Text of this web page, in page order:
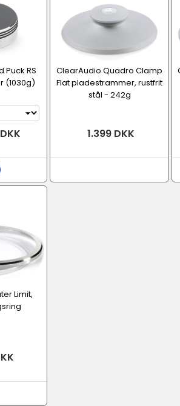
Puck RS
(1030g)
ClearAudio Quadro Clamp
Flat pladestrammer, rustfrit
stål - 242g
1.399 DKK
Limit,